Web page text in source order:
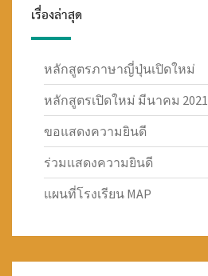
เรื่องล่าสุด
หลักสูตรภาษาญี่ปุ่นเปิดใหม่
หลักสูตรเปิดใหม่ มีนาคม 2021
ขอแสดงความยินดี
ร่วมแสดงความยินดี
แผนที่โรงเรียน MAP